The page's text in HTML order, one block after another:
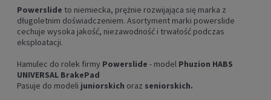
Powerslide to niemiecka, prężnie rozwijająca się marka z
długoletnim doświadczeniem. Asortyment marki powerslide
cechuje wysoka jakość, niezawodność i trwałość podczas
eksploatacji.
Hamulec do rolek firmy Powerslide - model Phuzion HABS
UNIVERSAL BrakePad
Pasuje do modeli juniorskich oraz seniorskich.